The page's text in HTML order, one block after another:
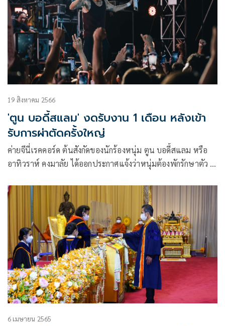
19 สิงหาคม 2566
'ตูน บอดี้สแลม' งดรับงาน 1 เดือน หลังเข้า
รับการผ่าตัดครั้งใหญ่
ค่ายจีนี่เรคคอร์ด ต้นสังกัดของนักร้องหนุ่ม ตูน บอดี้สแลม หรือ
อาทิวราห์ คงมาลัย ได้ออกประกาศแจ้งว่าหนุ่มต้องพักรักษาตัว 1
รองกระดูกกดทับเส้นประสาทที่บริเวณคอ เมื่อวันที่ 18 สิงหาคมที่
6 เมษายน 2565